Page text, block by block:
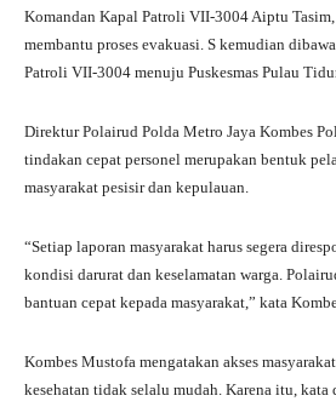
Komandan Kapal Patroli VII-3004 Aiptu
membantu proses evakuasi. S kemudian
Patroli VII-3004 menuju Puskesmas Pulau
Direktur Polairud Polda Metro Jaya Kombes
tindakan cepat personel merupakan bentuk
masyarakat pesisir dan kepulauan.
“Setiap laporan masyarakat harus segera
kondisi darurat dan keselamatan warga.
bantuan cepat kepada masyarakat,” kata
Kombes Mustofa mengatakan akses
kesehatan tidak selalu mudah. Karena itu,